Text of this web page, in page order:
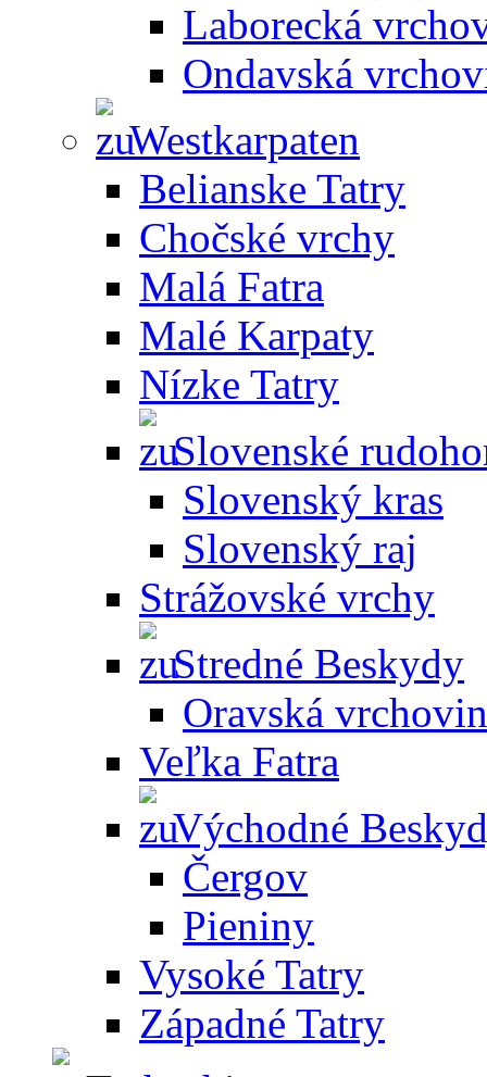
Laborecká
Ondavská
Westkarpaten
Belianske Tatry
Chočské vrchy
Malá Fatra
Malé Karpaty
Nízke Tatry
Slovenské
Slovenský kras
Slovenský raj
Strážovské vrchy
Stredné Beskydy
Oravská
Veľka Fatra
Východné
Čergov
Pieniny
Vysoké Tatry
Západné Tatry